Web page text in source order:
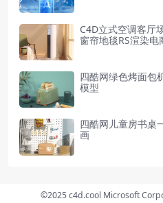
C4D立式空调客厅
窗帘地毯RS渲染电
四酷网绿色烤面包
模型
四酷网儿童房书桌
画
©2025 c4d.cool Microsoft